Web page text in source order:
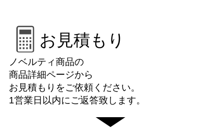
お見積もり
ノベルティ商品の
商品詳細ページから
お見積もりをご依頼ください。
1営業日以内にご返答致します。